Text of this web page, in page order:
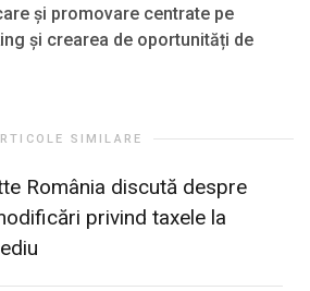
și promovare centrate pe
și crearea de oportunități de
SIMILARE
România discută despre
privind taxele la